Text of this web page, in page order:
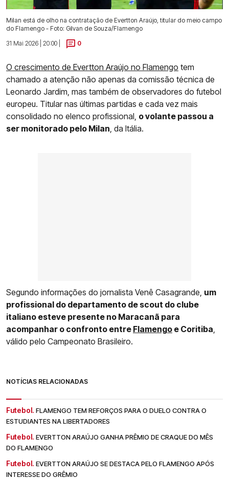
Milan está de olho na contratação de Evertton Araújo, titular do meio campo
do Flamengo - Foto: Gilvan de Souza/Flamengo
31 Mai 2026 | 20:00 |
0
O crescimento de Evertton Araújo no Flamengo tem
chamado a atenção não apenas da comissão técnica de
Leonardo Jardim, mas também de observadores do futebol
europeu. Titular nas últimas partidas e cada vez mais
consolidado no elenco profissional, o volante passou a
ser monitorado pelo Milan , da Itália.
Segundo informações do jornalista Venê Casagrande, um
profissional do departamento de scout do clube
italiano esteve presente no Maracanã para
acompanhar o confronto entre Flamengo e Coritiba
válido pelo Campeonato Brasileiro.
NOTÍCIAS RELACIONADAS
Futebol. FLAMENGO TEM REFORÇOS PARA O DUELO CONTRA O
ESTUDIANTES NA LIBERTADORES
Futebol. EVERTTON ARAÚJO GANHA PRÊMIO DE CRAQUE DO MÊS
DO FLAMENGO
Futebol. EVERTTON ARAÚJO SE DESTACA PELO FLAMENGO APÓS
INTERESSE DO GRÊMIO